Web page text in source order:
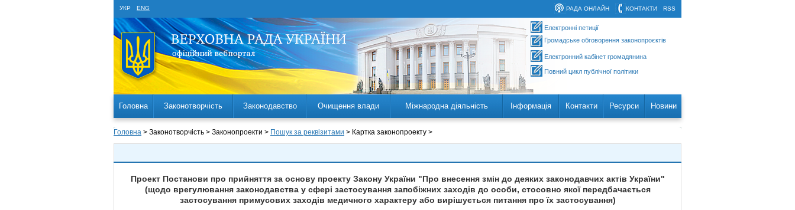
УКР ENG RSS
КОНТАКТИ
РАДА ОНЛАЙН
Електронні петиції
Громадське обговорення законопроєктів
Електронний кабінет громадянина
Повний цикл публічної політики
Головна Законотворчість Законодавство Очищення влади Міжнародна діяльність Інформація Контакти Ресурси Новини
Головна > Законотворчість > Законопроекти > Пошук за реквізитами > Картка законопроекту >
Проект Постанови про прийняття за основу проекту Закону України "Про внесення змін до деяких законодавчих актів України"
(щодо врегулювання законодавства у сфері застосування запобіжних заходів до особи, стосовно якої передбачається
застосування примусових заходів медичного характеру або вирішується питання про їх застосування)